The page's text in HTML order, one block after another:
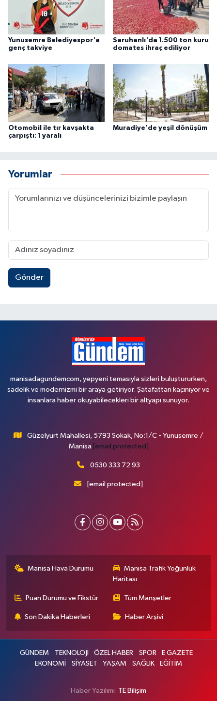
Yunusemre Belediyespor'a
genç takviye
Saruhanlı'da 1.500 ton kuru
domates ihraç ediliyor
Otomobil ile tır kavşakta
çarpıştı: 1 yaralı
Muradiye'de yeşil dönüşüm
Yorumlar
Gönder
manisadagundemcom, yepyeni temasıyla sizleri buluştururken,
sadelik ve modernizmi bir araya getiriyor. Şatafattan kaçınıyor ve
insanlara haber okuyabilecekleri bir altyapı sunuyor.
Güzelyurt Mahallesi, 5793 Sokak, No:1/C - Yunusemre /
Manisa [email protected]
0530 333 72 93
[email protected]
Manisa Hava Durumu
Manisa Trafik Yoğunluk
Haritası
Puan Durumu ve Fikstür Tüm Manşetler
Son Dakika Haberleri Haber Arşivi
GÜNDEM TEKNOLOJİ ÖZEL HABER SPOR
E GAZETE
EKONOMİ
SİYASET YAŞAM SAĞLIK EĞİTİM
Haber Yazılımı: TE Bilişim